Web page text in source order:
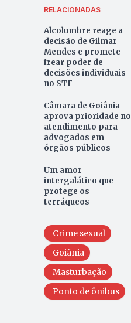
RELACIONADAS
Alcolumbre reage a
decisão de Gilmar
Mendes e promete
frear poder de
decisões individuais
no STF
Câmara de Goiânia
aprova prioridade no
atendimento para
advogados em
órgãos públicos
Um amor
intergalático que
protege os
terráqueos
Crime sexual
Goiânia
Masturbação
Ponto de ônibus